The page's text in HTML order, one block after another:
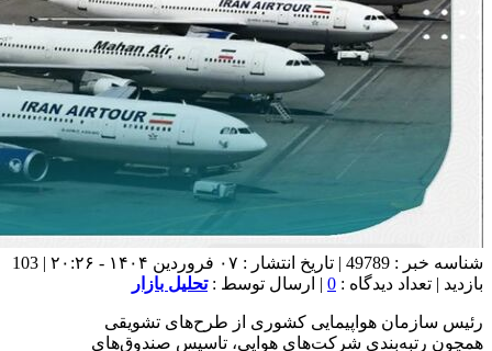
شناسه خبر : 49789 | تاریخ انتشار : ۰۷ فروردین ۱۴۰۴ - ۲۰:۲۶ | 103
بازدید | تعداد دیدگاه : 0 | ارسال توسط :تحلیل بازار
رئیس سازمان هواپیمایی کشوری از طرح‌های تشویقی
همچون رتبه‌بندی شرکت‌های هوایی، تاسیس صندوق‌های